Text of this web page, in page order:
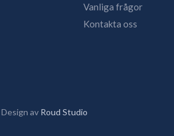
Vanliga frågor
Kontakta oss
Design av Roud Studio